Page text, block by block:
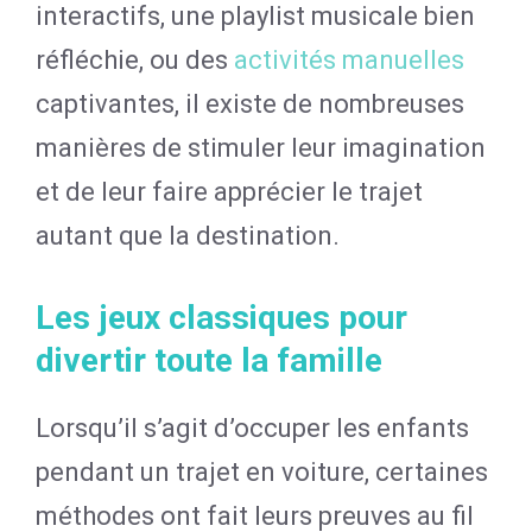
interactifs, une playlist musicale bien
réfléchie, ou des activités manuelles
captivantes, il existe de nombreuses
manières de stimuler leur imagination
et de leur faire apprécier le trajet
autant que la destination.
Les jeux classiques pour
divertir toute la famille
Lorsqu’il s’agit d’occuper les enfants
pendant un trajet en voiture, certaines
méthodes ont fait leurs preuves au fil